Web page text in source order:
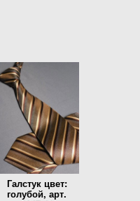
Галстук цвет:
голубой, арт.